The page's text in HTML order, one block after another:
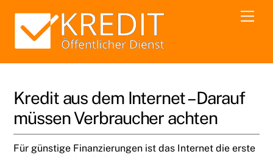
content
Kredit aus dem Internet – Darauf
müssen Verbraucher achten
Für günstige Finanzierungen ist das Internet die erste